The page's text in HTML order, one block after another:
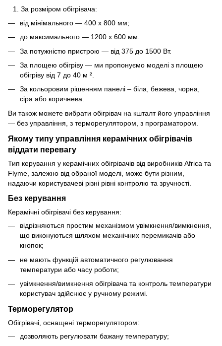
За розміром обігрівача:
від мінімального — 400 x 800 мм;
до максимального — 1200 x 600 мм.
За потужністю пристрою — від 375 до 1500 Вт.
За площею обігріву — ми пропонуємо моделі з площею
обігріву від 7 до 40 м ².
За кольоровим рішенням панелі – біла, бежева, чорна,
сіра або коричнева.
Ви також можете вибрати обігрівач на кшталт його управління
— без управління, з терморегулятором, з програматором.
Якому типу управління керамічних обігрівачів
віддати перевагу
Тип керування у керамічних обігрівачів від виробників Africa та
Flyme, залежно від обраної моделі, може бути різним,
надаючи користувачеві різні рівні контролю та зручності.
Без керування
Керамічні обігрівачі без керування:
відрізняються простим механізмом увімкнення/вимкнення,
що виконуються шляхом механічних перемикачів або
кнопок;
не мають функцій автоматичного регулювання
температури або часу роботи;
увімкнення/вимкнення обігрівача та контроль температури
користувач здійснює у ручному режимі.
Терморегулятор
Обігрівачі, оснащені терморегулятором:
дозволяють регулювати бажану температуру;